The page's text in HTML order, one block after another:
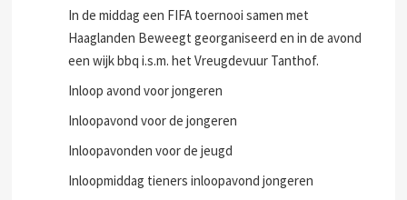
In de middag een FIFA toernooi samen met
Haaglanden Beweegt georganiseerd en in de avond
een wijk bbq i.s.m. het Vreugdevuur Tanthof.
Inloop avond voor jongeren
Inloopavond voor de jongeren
Inloopavonden voor de jeugd
Inloopmiddag tieners inloopavond jongeren